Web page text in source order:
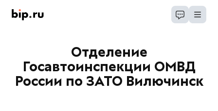
Отделение
Госавтоинспекции ОМВД
России по ЗАТО Вилючинск